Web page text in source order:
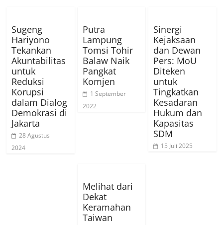
Sugeng
Hariyono
Tekankan
Akuntabilitas
untuk
Reduksi
Korupsi
dalam Dialog
Demokrasi di
Jakarta
28 Agustus
2024
Putra
Lampung
Tomsi Tohir
Balaw Naik
Pangkat
Komjen
1 September
2022
Sinergi
Kejaksaan
dan Dewan
Pers: MoU
Diteken
untuk
Tingkatkan
Kesadaran
Hukum dan
Kapasitas
SDM
15 Juli 2025
Melihat dari
Dekat
Keramahan
Taiwan